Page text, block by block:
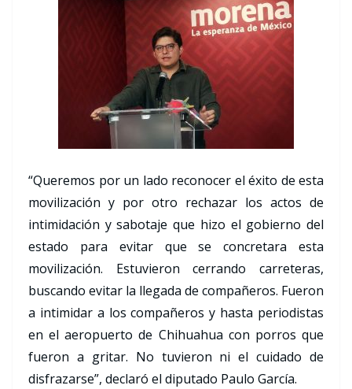
“Queremos por un lado reconocer el éxito de esta
movilización y por otro rechazar los actos de
intimidación y sabotaje que hizo el gobierno del
estado para evitar que se concretara esta
movilización. Estuvieron cerrando carreteras,
buscando evitar la llegada de compañeros. Fueron
a intimidar a los compañeros y hasta periodistas
en el aeropuerto de Chihuahua con porros que
fueron a gritar. No tuvieron ni el cuidado de
disfrazarse”, declaró el diputado Paulo García.